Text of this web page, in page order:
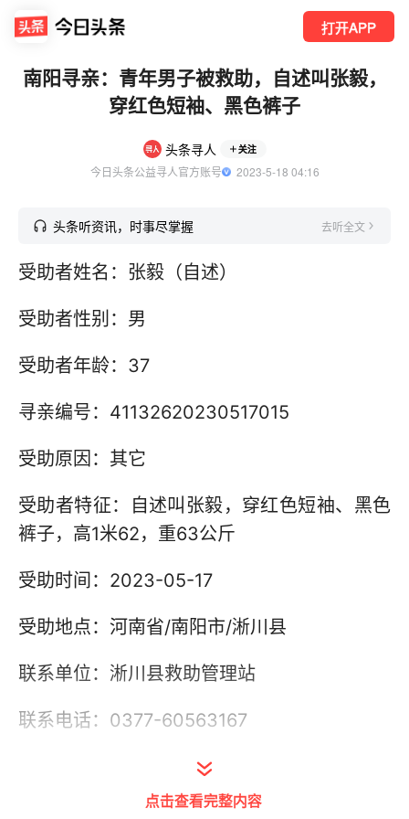
打开APP
南阳寻亲：青年男子被救助，自述叫张毅，
穿红色短袖、黑色裤子
头条寻人 关注
今日头条公益寻人官方账号
  2023-5-18 04:16
头条听资讯，时事尽掌握 去听全文
受助者姓名：张毅（自述）
受助者性别：男
受助者年龄：37
寻亲编号：41132620230517015
受助原因：其它
受助者特征：自述叫张毅，穿红色短袖、黑色
裤子，高1米62，重63公斤
受助时间：2023-05-17
受助地点：河南省/南阳市/淅川县
联系单位：淅川县救助管理站
联系电话：0377-60563167
点击查看完整内容